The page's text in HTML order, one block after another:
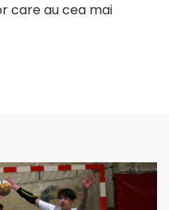
care au cea mai